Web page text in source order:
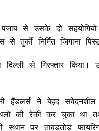
से उसके दो
तुर्की निर्मित जिगाना
से गिरफ्तार किया।
हैंडलर्स ने बेहद संवेदनशील
की रेकी कर चुका था तथा
पर ताबड़तोड़